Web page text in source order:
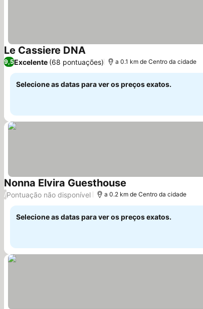
Le Cassiere DNAVer preços
9,5Excelente (68 pontuações) a 0.1 km de Centro da cidade
Selecione as datas para ver os preços exatos.
Nonna Elvira Guesthouse
/Pontuação não disponível a 0.2 km de Centro da cidade
Selecione as datas para ver os preços exatos.